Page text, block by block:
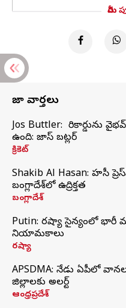
మీరు
తాజా వార్తలు
Jos Buttler: నా రికార్డును
ఉంది: జాస్ బట్లర్
క్రికెట్
Shakib Al Hasan: హసీనా
బంగ్లాదేశ్‌లో ఉద్రిక్తత
బంగ్లాదేశ్
Putin: రష్యా సైన్యంలో భారీ
నియామకాలు
రష్యా
APSDMA: నేడు ఏపీలో
జిల్లాలకు అలర్ట్
ఆంధ్రప్రదేశ్